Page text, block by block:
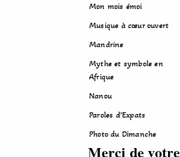
Mon mois émoi
Musique à cœur ouvert
Mandrine
Mythe et symbole en
Afrique
Nanou
Paroles d’Expats
Photo du Dimanche
Merci de votre